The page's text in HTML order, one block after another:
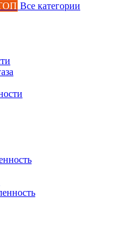
Все категории